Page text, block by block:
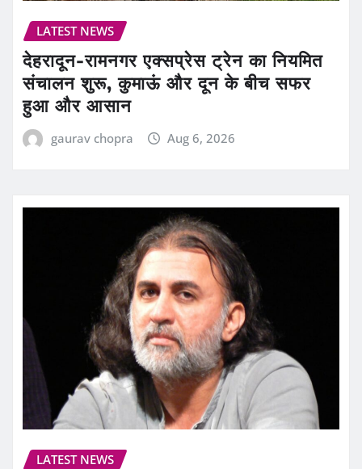
LATEST NEWS
देहरादून-रामनगर एक्सप्रेस ट्रेन का नियमित
संचालन शुरू, कुमाऊं और दून के बीच सफर
हुआ और आसान
gaurav chopra Aug 6, 2026
LATEST NEWS